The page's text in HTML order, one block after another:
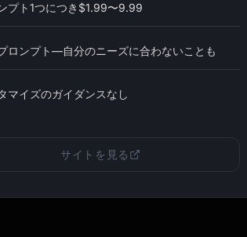
プト1つにつき$1.99〜9.99
ロンプト—自分のニーズに合わないことも
マイズのガイダンスなし
サイトを見る